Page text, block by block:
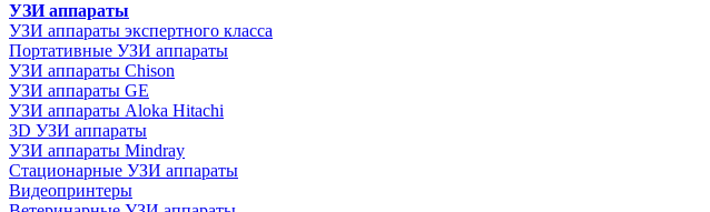
УЗИ аппараты
УЗИ аппараты экспертного класса
Портативные УЗИ аппараты
УЗИ аппараты Chison
УЗИ аппараты GE
УЗИ аппараты Aloka Hitachi
3D УЗИ аппараты
УЗИ аппараты Mindray
Стационарные УЗИ аппараты
Видеопринтеры